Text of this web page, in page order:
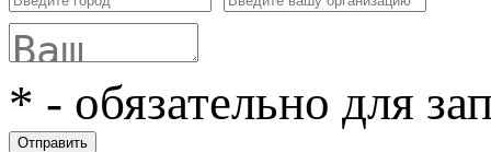
* - обязательно для
Отправить